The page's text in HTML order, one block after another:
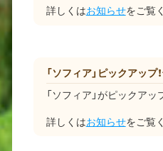
詳しくはお知らせをご覧
「ソフィア」ピックアップ
「ソフィア」がピックア
詳しくはお知らせをご覧